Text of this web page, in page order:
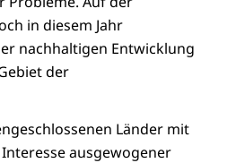
in diesem Jahr
nachhaltigen Entwicklung
der
Länder mit
ausgewogener